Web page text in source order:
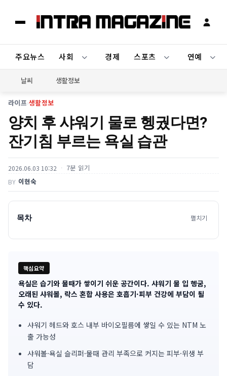
주요뉴스 사회 경제 스포츠 연예
날씨 생활정보
라이프›생활정보
양치 후 샤워기 물로 헹궜다면?
잔기침 부르는 욕실 습관
2026.06.03 10:32 7분 읽기
BY 이현숙
목차 펼치기
핵심요약
기
사
핵
욕실은 습기와 물때가 쌓이기 쉬운 공간이다. 샤워기 물 입 헹굼,
오래된 샤워볼, 락스 혼합 사용은 호흡기·피부 건강에 부담이 될
수 있다.
샤워기 헤드와 호스 내부 바이오필름에 쌓일 수 있는 NTM 노
출 가능성
샤워볼·욕실 슬리퍼·물때 관리 부족으로 커지는 피부·위생 부
담